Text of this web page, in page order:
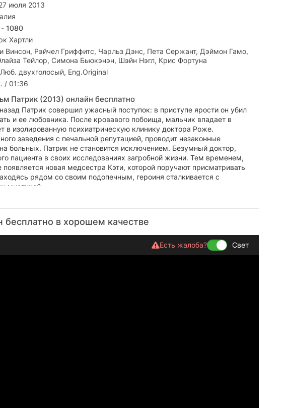
июля 2013
1080
Хартли
Винсон, Рэйчел Гриффитс, Чарльз Дэнс, Пета Сержант, Дэймон Гамо,
Тейлор, Симона Бьюкэнэн, Шэйн Нэгл, Крис Фортуна
двухголосый, Eng.Original
/ 01:36
Патрик (2013) онлайн бесплатно
Патрик совершил ужасный поступок: в приступе ярости он убил
и ее любовника. После кровавого побоища, мальчик впадает в
в изолированную психиатрическую клинику доктора Роже.
заведения с печальной репутацией, проводит незаконные
больных. Патрик не становится исключением. Безумный доктор,
пациента в своих исследованиях загробной жизни. Тем временем,
появляется новая медсестра Кэти, которой поручают присматривать
рядом со своим подопечным, героиня сталкивается с
мистикой...
бесплатно в хорошем качестве
Есть жалоба? Свет